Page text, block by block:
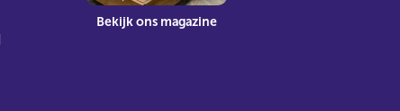
Bekijk ons magazine